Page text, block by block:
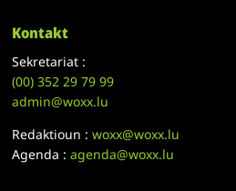
Kontakt
Sekretariat :
(00)352 29 79 99
admin@woxx.lu
Redaktioun :woxx@woxx.lu
Agenda :agenda@woxx.lu